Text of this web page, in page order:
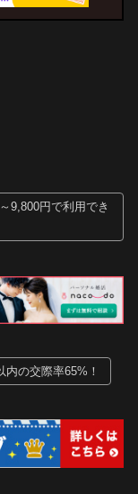
9,800円で利用でき
の交際率65%！